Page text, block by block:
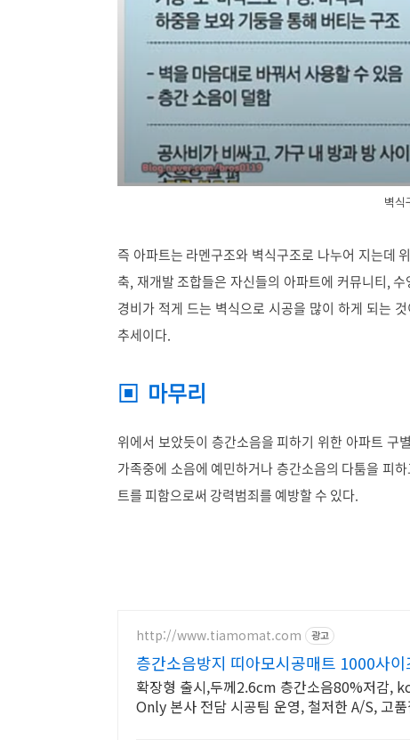
벽식
즉 아파트는 라멘구조와 벽식구조로 나누어 지는데
축, 재개발 조합들은 자신들의 아파트에 커뮤니티,
경비가 적게 드는 벽식으로 시공을 많이 하게 되는
추세이다.
▣ 마무리
위에서 보았듯이 층간소음을 피하기 위한 아파트 구
가족중에 소음에 예민하거나 층간소음의 다툼을 피
트를 피함으로써 강력범죄를 예방할 수 있다.
by 공인중개
http://www.tiamomat.com 광고
층간소음방지 띠아모시공매트 1000사
확장형 출시,두께2.6cm 층간소음80%저감,
Only 본사 전담 시공팀 운영, 철저한 A/S, 고